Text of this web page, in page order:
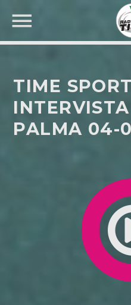
CERCA
TIME SPORT
PALMA 04-